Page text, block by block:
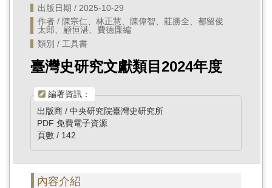
出版日期 / 2025-10-29
作者 / 陳宗仁、林正慧、陳偉智、莊勝全、都留俊
太郎、顧恒湛、費德廉編
類別 / 工具書
臺灣史研究文獻類目2024年度
編著資訊：
出版商 / 中央研究院臺灣史研究所
PDF 免費電子資源
頁數 / 142
內容介紹